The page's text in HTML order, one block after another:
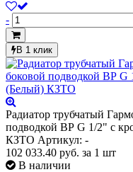
-
В 1 клик
Радиатор трубчатый
подводкой ВР G 1/2" с
КЗТО Артикул: -
102 033.40 руб. за 1 шт
В наличии